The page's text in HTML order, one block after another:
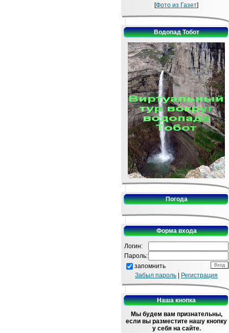
[Фото из Газет]
Водопад Тобот
Погода
Форма входа
Логин:
Пароль:
запомнить
Забыл пароль
Регистрация
Наша кнопка
Мы будем вам признательны,
если вы разместите нашу кнопку
у себя на сайте.